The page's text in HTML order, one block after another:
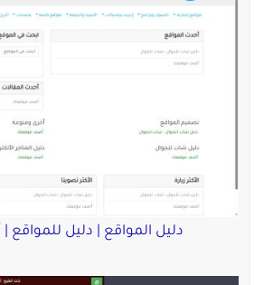
دليل المواقع | دليل